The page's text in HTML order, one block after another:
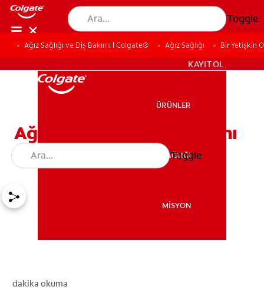
Toggle
MİSYON
KAYIT OL
ÜRÜNLER
AĞIZ SAĞLIĞI
MİSYON
Toggle
Ağız Sağlığı ve Diş Bakımı | Colgate® Ağız Sağlığı Bir Yetişkin
Ağız Sağlığı İçin Diş Bakımı
Nasıl Yapılır?
dakika okuma